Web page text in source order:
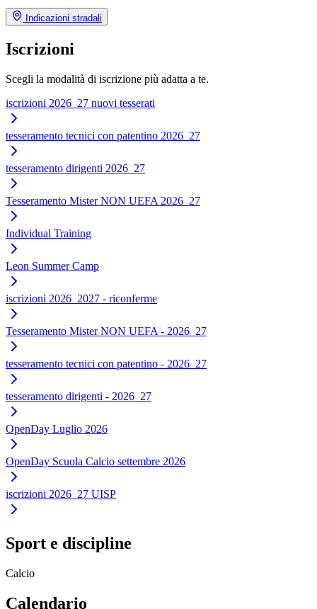
Indicazioni stradali
Iscrizioni
Scegli la modalità di iscrizione più adatta a te.
iscrizioni 2026_27 nuovi tesserati
tesseramento tecnici con patentino 2026_27
tesseramento dirigenti 2026_27
Tesseramento Mister NON UEFA 2026_27
Individual Training
Leon Summer Camp
iscrizioni 2026_2027 - riconferme
Tesseramento Mister NON UEFA - 2026_27
tesseramento tecnici con patentino - 2026_27
tesseramento dirigenti - 2026_27
OpenDay Luglio 2026
OpenDay Scuola Calcio settembre 2026
iscrizioni 2026_27 UISP
Sport e discipline
Calcio
Calendario